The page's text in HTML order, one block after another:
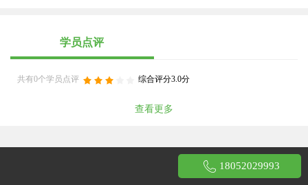
学员点评
共有0个学员点评 综合评分3.0分
查看更多
18052029993